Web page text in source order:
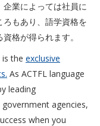
業によっては社員に
もあり、語学資格を
格が得られます。
the exclusive
As ACTFL language
leading
agencies,
when you